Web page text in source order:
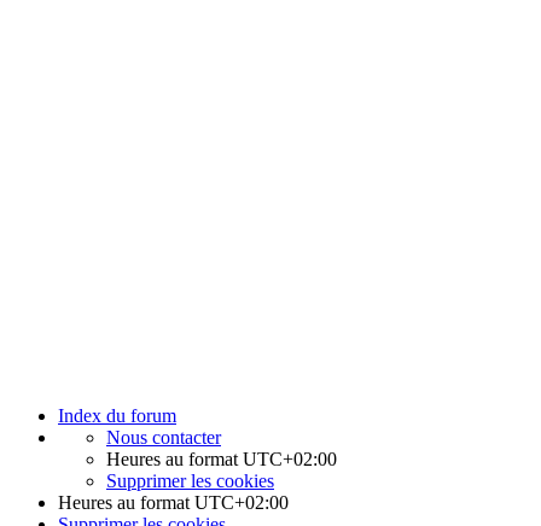
Index du forum
Nous contacter
Heures au format UTC+02:00
Supprimer les cookies
Heures au format UTC+02:00